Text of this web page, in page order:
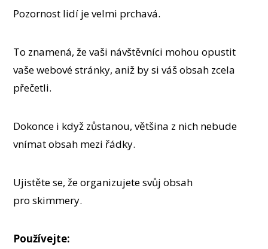
Pozornost lidí je velmi prchavá.
To znamená, že vaši návštěvníci mohou opustit
vaše webové stránky, aniž by si váš obsah zcela
přečetli.
Dokonce i když zůstanou, většina z nich nebude
vnímat obsah mezi řádky.
Ujistěte se, že organizujete svůj obsah
pro skimmery.
Používejte: